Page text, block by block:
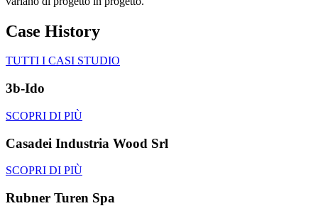
Case History
TUTTI I CASI STUDIO
3b-Ido
SCOPRI DI PIÙ
Casadei Industria Wood Srl
SCOPRI DI PIÙ
Rubner Turen Spa